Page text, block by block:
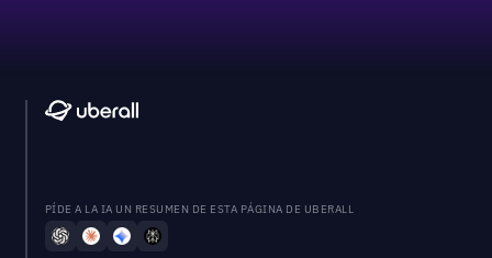
PÍDE A LA IA UN RESUMEN DE ESTA PÁGINA DE UBERALL